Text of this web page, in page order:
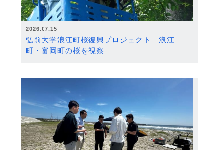
2026.07.15
弘前大学浪江町桜復興プロジェクト 浪江
町・富岡町の桜を視察